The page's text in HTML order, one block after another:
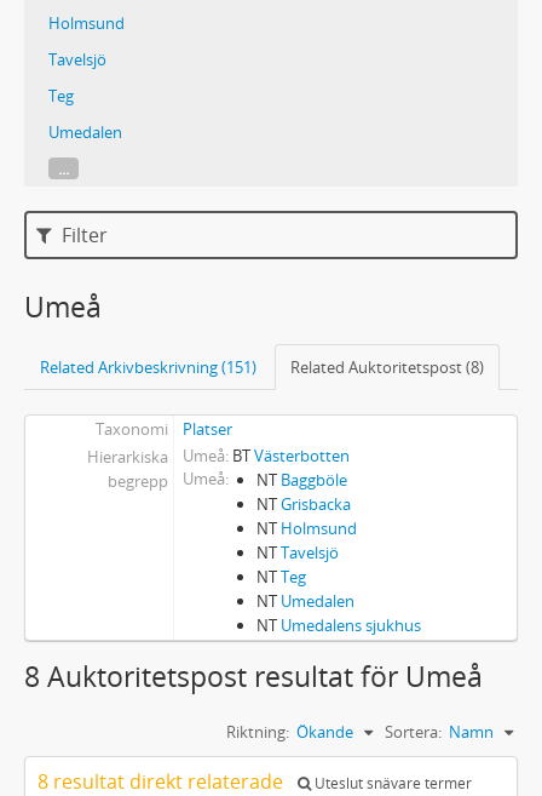
Holmsund
Tavelsjö
Teg
Umedalen
...
Filter
Umeå
Related Arkivbeskrivning (151) Related Auktoritetspost (8)
Taxonomi
Platser
Hierarkiska
begrepp
Umeå BTVästerbotten
Umeå
NT Baggböle
NTGrisbacka
NT Holmsund
NTTavelsjö
NTTeg
NT Umedalen
NT Umedalens sjukhus
8 Auktoritetspost resultat för Umeå
Sortera: Namn
Riktning: Ökande
8 resultat direkt relaterade Uteslut snävare termer